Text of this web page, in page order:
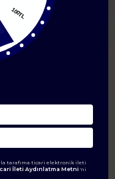
100TL
tarafıma ticari elektronik ileti
İleti Aydınlatma Metni 'ni